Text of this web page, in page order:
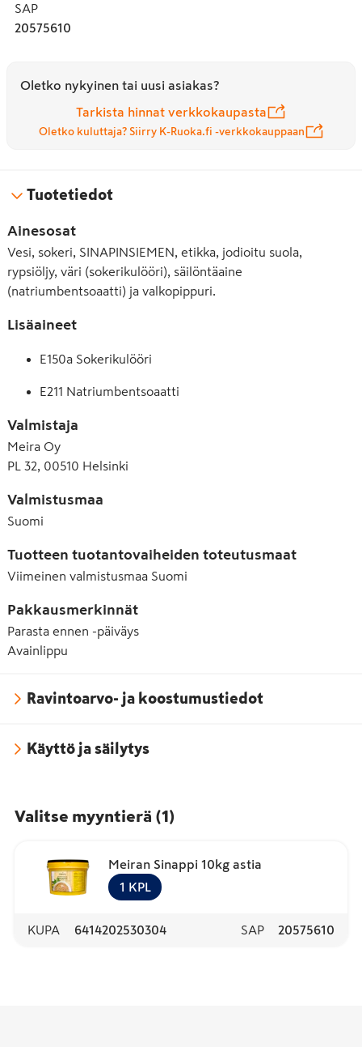
SAP
20575610
Oletko nykyinen tai uusi asiakas?
Tarkista hinnat verkkokaupasta
Oletko kuluttaja? Siirry K-Ruoka.fi -verkkokauppaan
Tuotetiedot
Ainesosat
Vesi, sokeri, SINAPINSIEMEN, etikka, jodioitu suola,
rypsiöljy, väri (sokerikulööri), säilöntäaine
(natriumbentsoaatti) ja valkopippuri.
Lisäaineet
E150a Sokerikulööri
E211 Natriumbentsoaatti
Valmistaja
Meira Oy
PL 32, 00510 Helsinki
Valmistusmaa
Suomi
Tuotteen tuotantovaiheiden toteutusmaat
Viimeinen valmistusmaa Suomi
Pakkausmerkinnät
Parasta ennen -päiväys
Avainlippu
Ravintoarvo- ja koostumustiedot
Käyttö ja säilytys
Valitse myyntierä (1)
Meiran Sinappi 10kg astia
1 KPL
KUPA 6414202530304 SAP 20575610